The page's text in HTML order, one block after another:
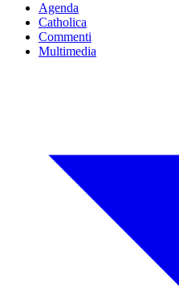
Agenda
Catholica
Commenti
Multimedia